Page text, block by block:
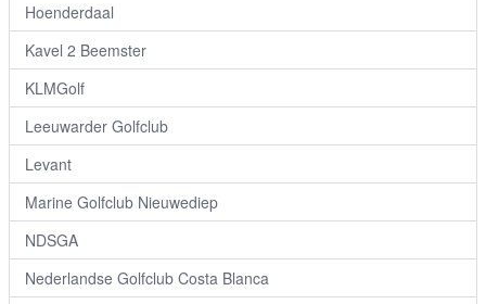
Hoenderdaal
Kavel 2 Beemster
KLMGolf
Leeuwarder Golfclub
Levant
Marine Golfclub Nieuwediep
NDSGA
Nederlandse Golfclub Costa Blanca